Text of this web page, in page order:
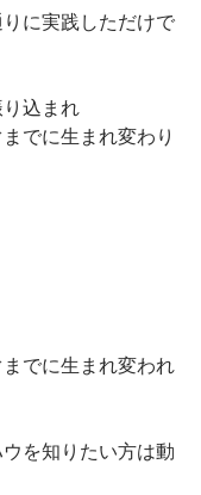
に実践しただけで
込まれ
でに生まれ変わり
でに生まれ変われ
を知りたい方は動